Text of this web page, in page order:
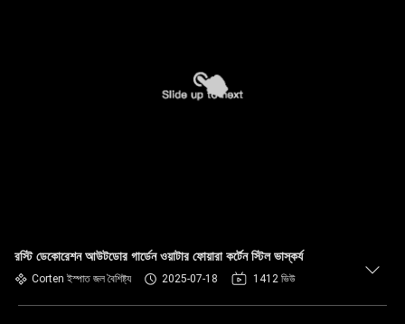
রস্টি ডেকোরেশন আউটডোর গার্ডেন ওয়াটার ফোয়ারা কর্টেন স্টিল ভাস্কর্য
Corten ইস্পাত জল বৈশিষ্ট্য 2025-07-18 1412 ভিউ